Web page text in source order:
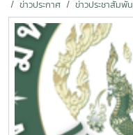
ข่าวประกาศ
ข่าวประชาสัมพั